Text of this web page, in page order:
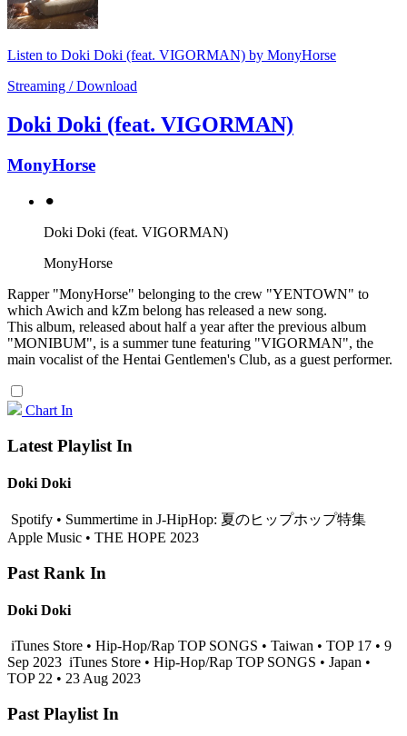
Listen to Doki Doki (feat. VIGORMAN) by MonyHorse
Streaming / Download
Doki Doki (feat. VIGORMAN)
MonyHorse
⚫︎
Doki Doki (feat. VIGORMAN)
MonyHorse
Rapper "MonyHorse" belonging to the crew "YENTOWN" to
which Awich and kZm belong has released a new song.
This album, released about half a year after the previous album
"MONIBUM", is a summer tune featuring "VIGORMAN", the
main vocalist of the Hentai Gentlemen's Club, as a guest performer.
Chart In
Latest Playlist In
Doki Doki
Spotify • Summertime in J-HipHop: 夏のヒップホップ特集
Apple Music • THE HOPE 2023
Past Rank In
Doki Doki
iTunes Store • Hip-Hop/Rap TOP SONGS • Taiwan • TOP 17 • 9
Sep 2023 iTunes Store • Hip-Hop/Rap TOP SONGS • Japan •
TOP 22 • 23 Aug 2023
Past Playlist In